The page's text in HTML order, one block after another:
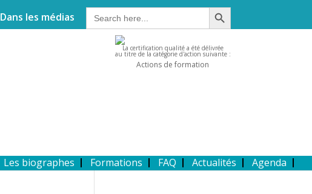
Dans les médias Search
for:
Search Button
La certification qualité a été délivrée
au titre de la catégorie d'action suivante :
Actions de formation
Les biographes Formations FAQ Actualités Agenda